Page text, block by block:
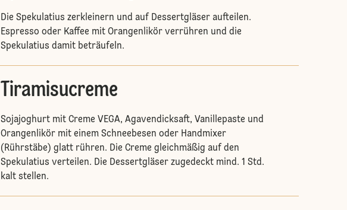
Die Spekulatius zerkleinern und auf Dessertgläser aufteilen.
Espresso oder Kaffee mit Orangenlikör verrühren und die
Spekulatius damit beträufeln.
Tiramisucreme
Sojajoghurt mit Creme VEGA, Agavendicksaft, Vanillepaste und
Orangenlikör mit einem Schneebesen oder Handmixer
(Rührstäbe) glatt rühren. Die Creme gleichmäßig auf den
Spekulatius verteilen. Die Dessertgläser zugedeckt mind. 1 Std.
kalt stellen.